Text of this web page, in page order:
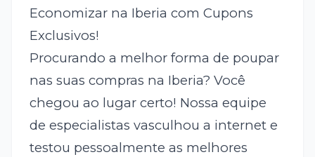
Economizar na Iberia com Cupons
Exclusivos!
Procurando a melhor forma de poupar
nas suas compras na Iberia? Você
chegou ao lugar certo! Nossa equipe
de especialistas vasculhou a internet e
testou pessoalmente as melhores